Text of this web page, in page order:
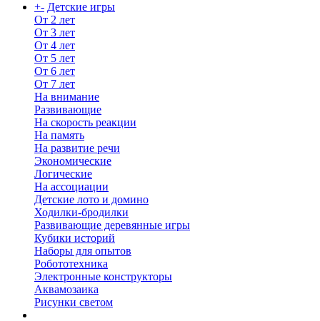
+- Детские игры
От 2 лет
От 3 лет
От 4 лет
От 5 лет
От 6 лет
От 7 лет
На внимание
Развивающие
На скорость реакции
На память
На развитие речи
Экономические
Логические
На ассоциации
Детские лото и домино
Ходилки-бродилки
Развивающие деревянные игры
Кубики историй
Наборы для опытов
Робототехника
Электронные конструкторы
Аквамозаика
Рисунки светом